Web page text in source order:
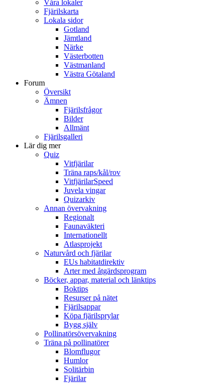
Våra lokaler
Fjärilskarta
Lokala sidor
Gotland
Jämtland
Närke
Västerbotten
Västmanland
Västra Götaland
Forum
Översikt
Ämnen
Fjärilsfrågor
Bilder
Allmänt
Fjärilsgalleri
Lär dig mer
Quiz
Vitfjärilar
Träna raps/kål/rov
VitfjärilarSpeed
Juvela vingar
Quizarkiv
Annan övervakning
Regionalt
Faunaväkteri
Internationellt
Atlasprojekt
Naturvård och fjärilar
EUs habitatdirektiv
Arter med åtgärdsprogram
Böcker, appar, material och länktips
Boktips
Resurser på nätet
Fjärilsappar
Köpa fjärilsprylar
Bygg själv
Pollinatörsövervakning
Träna på pollinatörer
Blomflugor
Humlor
Solitärbin
Fjärilar